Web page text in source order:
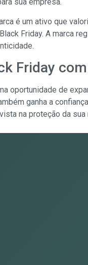
sua empresa.
é um ativo que
Friday. A marca
Friday
oportunidade de
ganha a
na proteção da